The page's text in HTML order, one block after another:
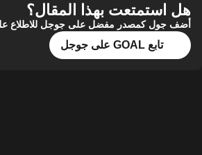
هل استمتعت بهذا المقال؟
أضف جول كمصدر مفضل على جوجل للاطلاع على
تابع GOAL على جوجل